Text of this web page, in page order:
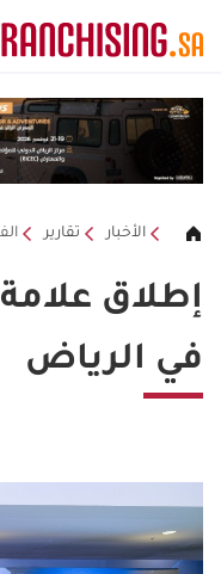
الأخبار تقارير
إطلاق
في الرياض